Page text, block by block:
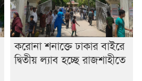
করোনা শনাক্তে ঢাকার বাইরে
দ্বিতীয় ল্যাব হচ্ছে রাজশাহীতে